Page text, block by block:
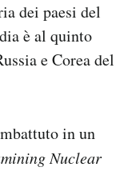
dei paesi del
è al quinto
e Corea del
in un
Nuclear